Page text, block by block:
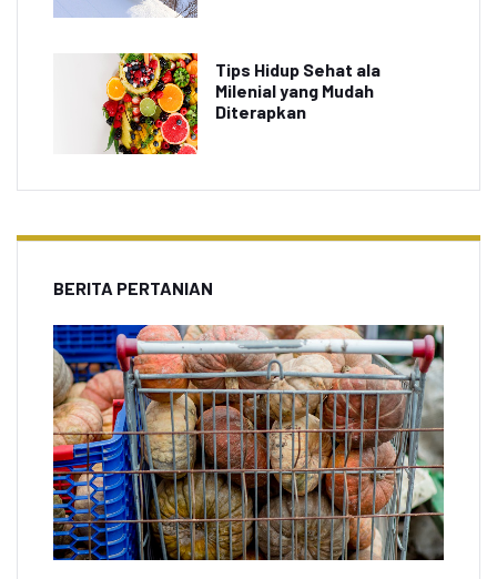
Tips Hidup Sehat ala
Milenial yang Mudah
Diterapkan
BERITA PERTANIAN